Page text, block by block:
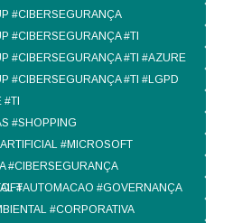
#CIBERSEGURANÇA
#CIBERSEGURANÇA #TI
#CIBERSEGURANÇA #TI #AZURE
#CIBERSEGURANÇA #TI #LGPD
#SHOPPING
#MICROSOFT
#CIBERSEGURANÇA
#AUTOMACAO #GOVERNANÇA
#CORPORATIVA